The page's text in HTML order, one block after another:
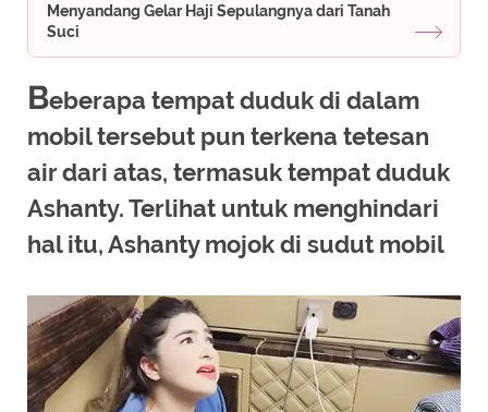
Menyandang Gelar Haji Sepulangnya dari Tanah
Suci
Beberapa tempat duduk di dalam
mobil tersebut pun terkena tetesan
air dari atas, termasuk tempat duduk
Ashanty. Terlihat untuk menghindari
hal itu, Ashanty mojok di sudut mobil